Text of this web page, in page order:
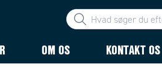
OM OS KONTAKT OS